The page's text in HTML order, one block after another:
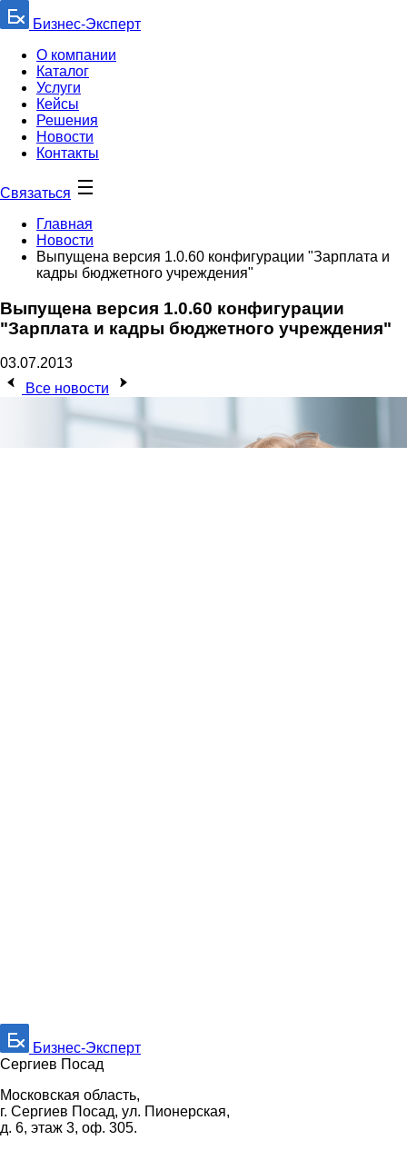
Бизнес-Эксперт
О компании
Каталог
Услуги
Кейсы
Решения
Новости
Контакты
Связаться
Главная
Новости
Выпущена версия 1.0.60 конфигурации "Зарплата и
кадры бюджетного учреждения"
Выпущена версия 1.0.60 конфигурации
"Зарплата и кадры бюджетного учреждения"
03.07.2013
Все новости
Бизнес-Эксперт
Сергиев Посад
Московская область,
г. Сергиев Посад, ул. Пионерская,
д. 6, этаж 3, оф. 305.